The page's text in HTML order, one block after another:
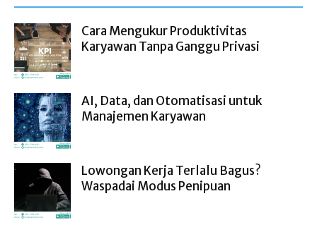
Cara Mengukur Produktivitas
Karyawan Tanpa Ganggu Privasi
AI, Data, dan Otomatisasi untuk
Manajemen Karyawan
Lowongan Kerja Terlalu Bagus?
Waspadai Modus Penipuan